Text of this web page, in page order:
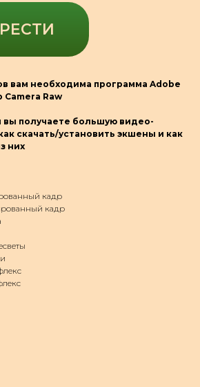
вам необходима программа Adobe
Raw
получаете большую видео-
скачать/установить экшены и как
них
кадр
кадр